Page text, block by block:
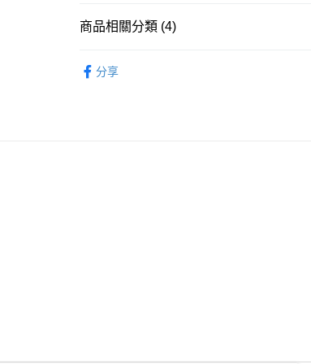
WeChat Pay
送貨方式
商品相關分類 (4)
分享